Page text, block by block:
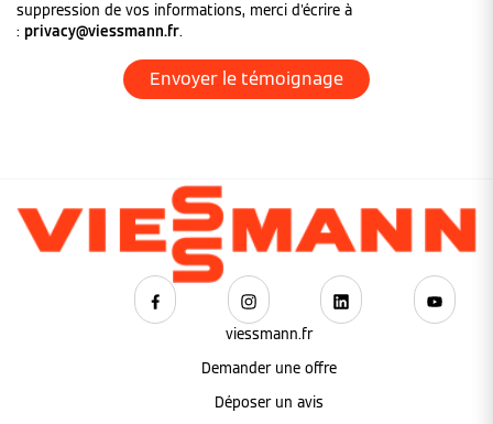
suppression de vos informations, merci d'écrire à
: privacy@viessmann.fr.
viessmann.fr
Demander une offre
Déposer un avis